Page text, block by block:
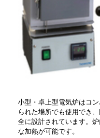
小型・卓上型電気炉はコ
られた場所でも使用でき
全に設計されています。
な加熱が可能です。